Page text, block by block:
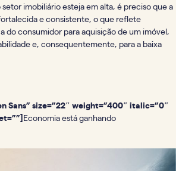
imobiliário esteja em alta, é preciso que a
e consistente, o que reflete
do consumidor para aquisição de um imóvel,
e, consequentemente, para a baixa
Sans” size=”22″ weight=”400″ italic=”0″
Economia está ganhando